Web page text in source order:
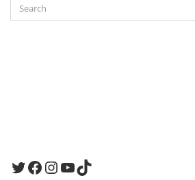
Search
for:
Twitter
Facebook
Instagram
YouTube
TikTok